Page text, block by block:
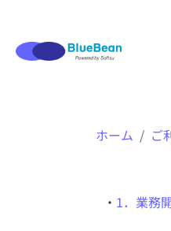
ホーム ご
・ 1．業務